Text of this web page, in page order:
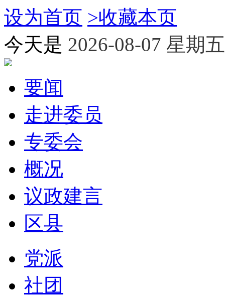
设为首页 >收藏本页
今天是 2026-08-07 星期五
要闻
走进委员
专委会
概况
议政建言
区县
党派
社团